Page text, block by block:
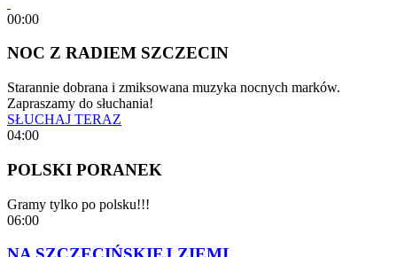
00:00
NOC Z RADIEM SZCZECIN
Starannie dobrana i zmiksowana muzyka nocnych marków.
Zapraszamy do słuchania!
SŁUCHAJ TERAZ
04:00
POLSKI PORANEK
Gramy tylko po polsku!!!
06:00